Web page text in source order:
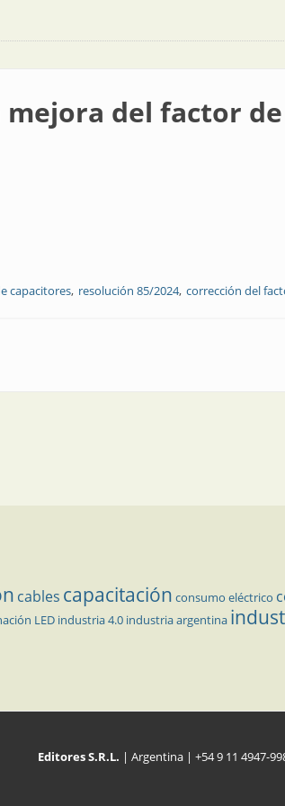
mejora del factor
capacitores resolución 85/2024 corrección del
factor de potencia
cables capacitación consumo eléctrico
LED industria 4.0 industria argentina
Editores S.R.L. | Argentina | +54 9 11 4947-